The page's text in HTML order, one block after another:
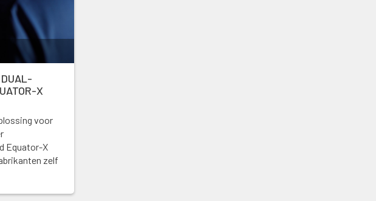
DUAL-
X
voor
Equator-X
zelf